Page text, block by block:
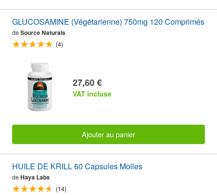
GLUCOSAMINE (Végétarienne) 750mg 120 Comprimés
de Source Naturals
(4)
27,60 €
VAT incluse
Ajouter au panier
HUILE DE KRILL 60 Capsules Molles
de Haya Labs
(14)